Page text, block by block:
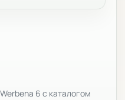
6 с каталогом